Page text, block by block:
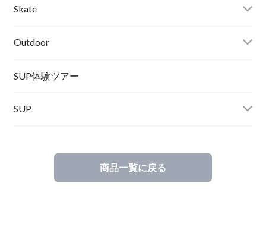
ACER
Turn Me On
KAYA
Wetsuits,Rush Guard
Winter Goods
Bc Gear
Goggle
Helmet
SOX
Winter Shoes
Other
Skate
Outdoor
Norrona
SUP体験ツアー
SUP
商品一覧に戻る